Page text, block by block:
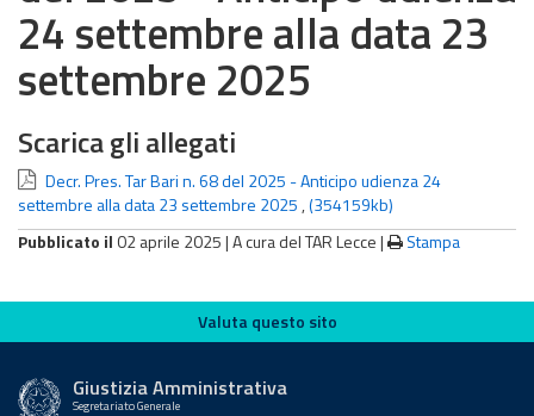
24 settembre alla data 23
settembre 2025
Scarica gli allegati
Decr. Pres. Tar Bari n. 68 del 2025 - Anticipo udienza 24
settembre alla data 23 settembre 2025 ,(354159kb)
Pubblicato il 02 aprile 2025 |A cura del TAR Lecce| Stampa
Valuta questo sito
Valuta questo sito
Giustizia Amministrativa
Segretariato Generale